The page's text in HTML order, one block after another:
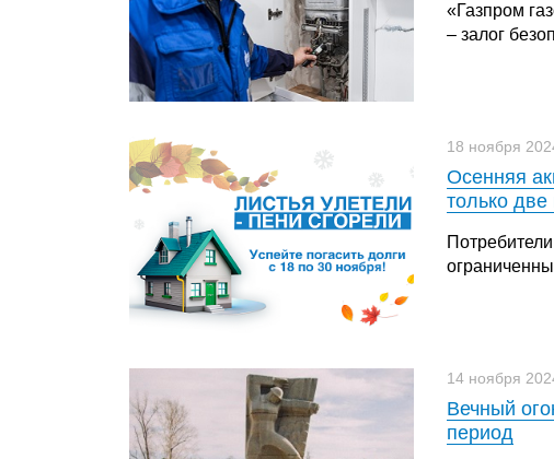
«Газпром
– залог
18 ноября
Осенняя
только две
14 ноября
Вечный
период